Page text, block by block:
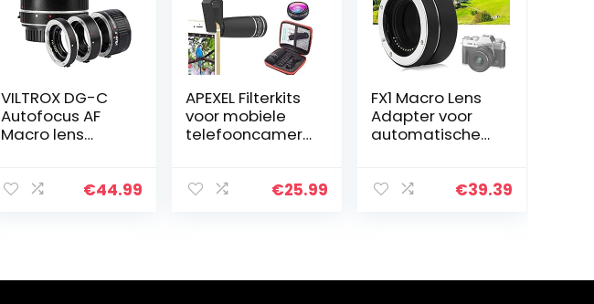
VILTROX DG-C
Autofocus AF
Macro lens
voor Canon€44.99
APEXEL Filterkits
voor mobiele
telefooncamera
r (blauw, geel,
€25.99
FX1 Macro Lens
Adapter voor
automatische
Camera
€39.39